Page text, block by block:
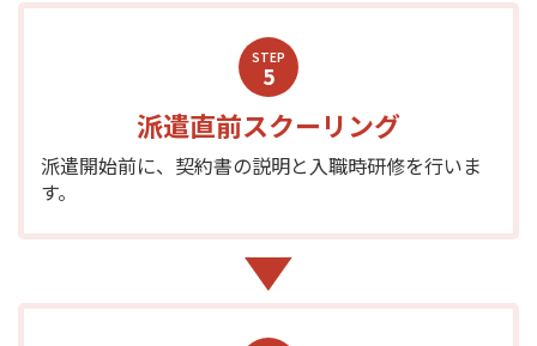
STEP
5
派遣直前スクーリング
派遣開始前に、契約書の説明と入職時研修を行いま
す。